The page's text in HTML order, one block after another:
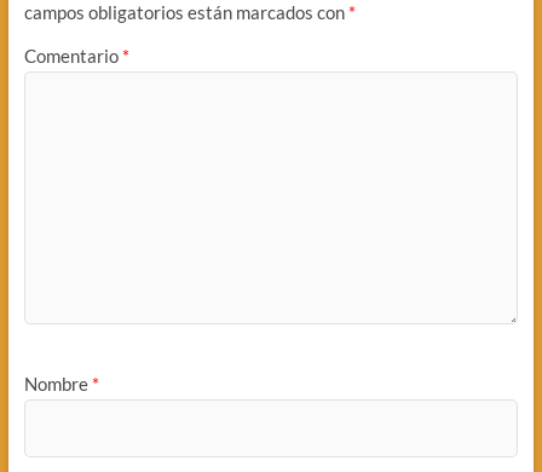
campos obligatorios están marcados con *
Comentario *
Nombre *